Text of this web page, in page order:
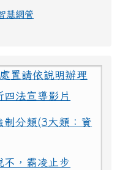
慧網管
置請依說明辦理
四法宣導影片
制分類(3大類：資
不，霸凌止步